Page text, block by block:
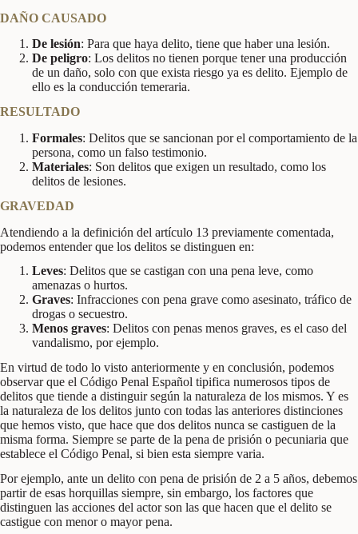
DAÑO CAUSADO
De lesión: Para que haya delito, tiene que haber una lesión.
De peligro: Los delitos no tienen porque tener una producción
de un daño, solo con que exista riesgo ya es delito. Ejemplo de
ello es la conducción temeraria.
RESULTADO
Formales: Delitos que se sancionan por el comportamiento de la
persona, como un falso testimonio.
Materiales: Son delitos que exigen un resultado, como los
delitos de lesiones.
GRAVEDAD
Atendiendo a la definición del artículo 13 previamente comentada,
podemos entender que los delitos se distinguen en:
Leves: Delitos que se castigan con una pena leve, como
amenazas o hurtos.
Graves: Infracciones con pena grave como asesinato, tráfico de
drogas o secuestro.
Menos graves: Delitos con penas menos graves, es el caso del
vandalismo, por ejemplo.
En virtud de todo lo visto anteriormente y en conclusión, podemos
observar que el Código Penal Español tipifica numerosos tipos de
delitos que tiende a distinguir según la naturaleza de los mismos. Y es
la naturaleza de los delitos junto con todas las anteriores distinciones
que hemos visto, que hace que dos delitos nunca se castiguen de la
misma forma. Siempre se parte de la pena de prisión o pecuniaria que
establece el Código Penal, si bien esta siempre varia.
Por ejemplo, ante un delito con pena de prisión de 2 a 5 años, debemos
partir de esas horquillas siempre, sin embargo, los factores que
distinguen las acciones del actor son las que hacen que el delito se
castigue con menor o mayor pena.